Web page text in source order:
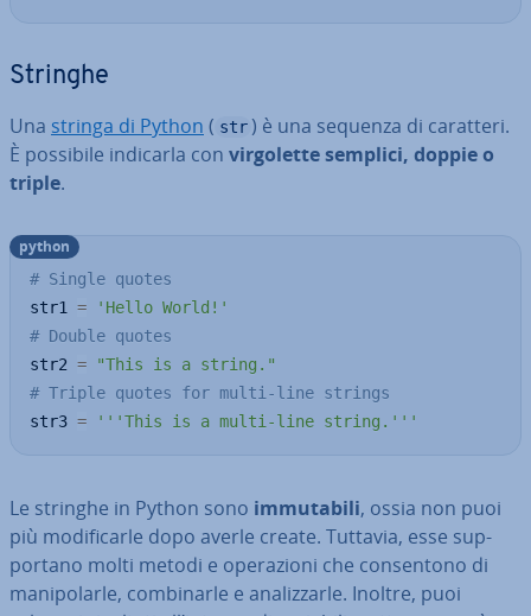
Stringhe
Una stringa di Python ( str ) è una sequenza di caratteri.
È possibile indicarla con vir­go­let­te semplici, doppie o
triple.
# Single quotes
str1 =
'Hello World!'
# Double quotes
str2 =
"This is a string."
# Triple quotes for multi-line strings
str3 = '''This is a multi-line string.'''
python
Le stringhe in Python sono im­mu­ta­bi­li, ossia non puoi
più mo­di­fi­car­le dopo averle create. Tuttavia, esse sup­
por­ta­no molti metodi e ope­ra­zio­ni che con­sen­to­no di
ma­ni­po­lar­le, com­bi­nar­le e ana­liz­zar­le. Inoltre, puoi